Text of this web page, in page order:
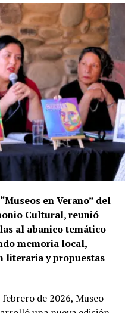
en Verano” del
Cultural, reunió
al abanico temático
memoria local,
literaria y propuestas
de 2026, Museo